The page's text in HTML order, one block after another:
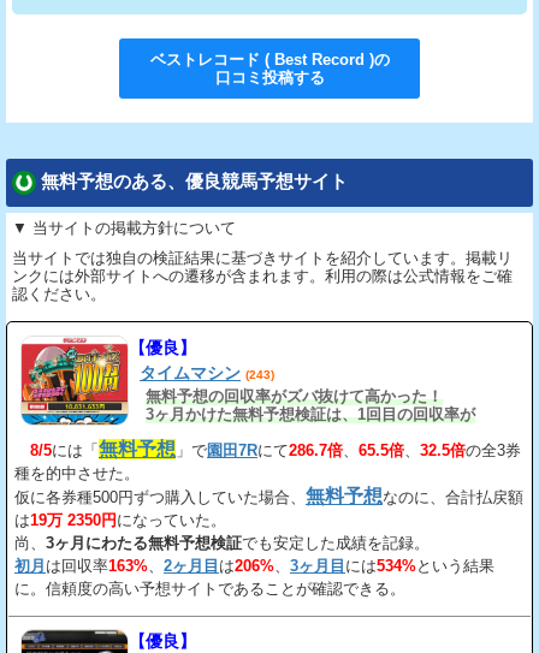
ベストレコード ( Best Record )の
口コミ投稿する
無料予想のある、優良競馬予想サイト
▼ 当サイトの掲載方針について
当サイトでは独自の検証結果に基づきサイトを紹介しています。掲載リ
ンクには外部サイトへの遷移が含まれます。利用の際は公式情報をご確
認ください。
【優良】
タイムマシン (243)
無料予想の回収率がズバ抜けて高かった！
3ヶ月かけた無料予想検証は、1回目の回収率が
8/5には「 無料予想 」で園田7Rにて286.7倍 65.5倍 32.5倍の全3券
種を的中させた。
仮に各券種500円ずつ購入していた場合、 無料予想なのに、合計払戻額
は19万 2350円 になっていた。
尚、 3ヶ月にわたる無料予想検証でも安定した成績を記録。
初月 は回収率163% 2ヶ月目 は206% 3ヶ月目 には534%という結果
に。信頼度の高い予想サイトであることが確認できる。
【優良】